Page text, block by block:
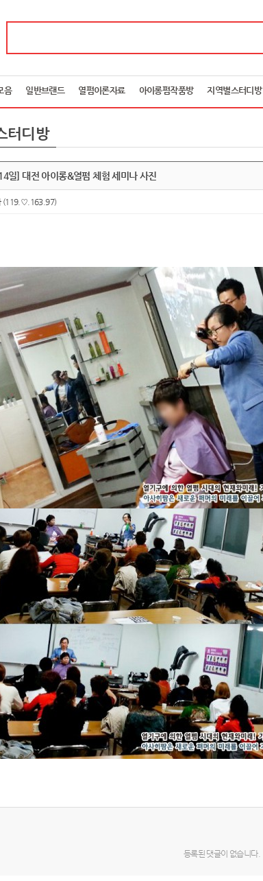
음 일반브랜드 열펌이론자료 아이롱펌작품방 지역별스터디방
터디방
일] 대전 아이롱&열펌 체험 세미나 사진
(119.♡.163.97)
등록된 댓글이 없습니다.